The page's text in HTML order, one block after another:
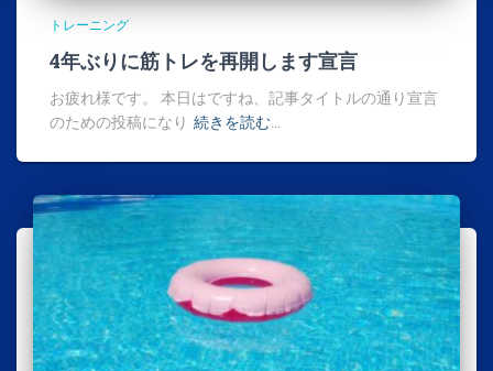
トレーニング
4年ぶりに筋トレを再開します宣言
お疲れ様です。 本日はですね、記事タイトルの通り宣言
のための投稿になり 続きを読む…